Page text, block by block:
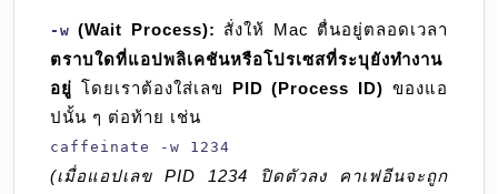
-w (Wait Process): สั่งให้ Mac ตื่นอยู่ตลอดเวลา
ตราบใดที่แอปพลิเคชันหรือโปรเซสที่ระบุยังทำงาน
อยู่ โดยเราต้องใส่เลข PID (Process ID) ของแอ
ปนั้น ๆ ต่อท้าย เช่น
caffeinate -w 1234
(เมื่อแอปเลข PID 1234 ปิดตัวลง คาเฟอีนจะถูก